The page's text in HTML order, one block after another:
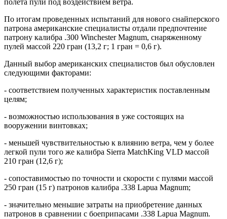
полета пули под воздействием ветра.
По итогам проведенных испытаний для нового снайперского
патрона американские специалисты отдали предпочтение
патрону калибра .300 Winchester Magnum, снаряженному
пулей массой 220 гран (13,2 г; 1 гран = 0,6 г).
Данный выбор американских специалистов был обусловлен
следующими факторами:
- соответствием полученных характеристик поставленным
целям;
- возможностью использования в уже состоящих на
вооружении винтовках;
- меньшей чувствительностью к влиянию ветра, чем у более
легкой пули того же калибра Sierra MatchKing VLD массой
210 гран (12,6 г);
- сопоставимостью по точности и скорости с пулями массой
250 гран (15 г) патронов калибра .338 Lapua Magnum;
- значительно меньшие затраты на приобретение данных
патронов в сравнении с боеприпасами .338 Lapua Magnum.